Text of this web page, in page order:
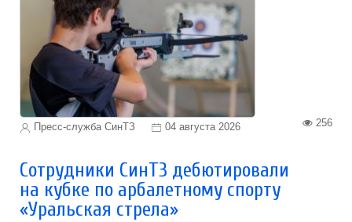
Пресс-служба СинТЗ 04 августа 2026 256
Сотрудники СинТЗ дебютировали
на кубке по арбалетному спорту
«Уральская стрела»